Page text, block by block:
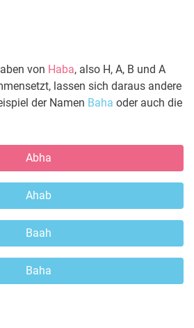
von Haba, also H, A, B und A
lassen sich daraus andere
der Namen Baha oder auch die
Abha
Ahab
Baah
Baha